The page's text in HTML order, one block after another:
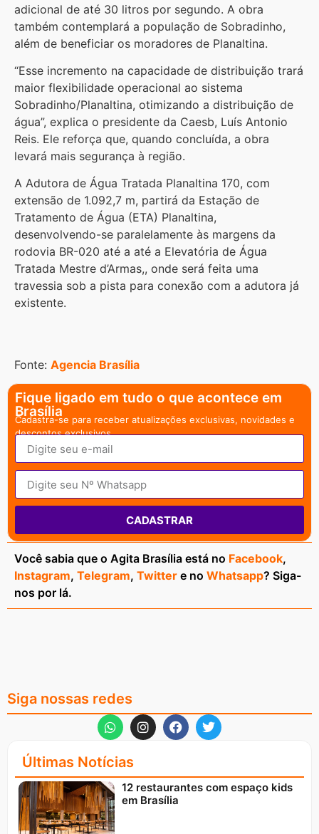
adicional de até 30 litros por segundo. A obra
também contemplará a população de Sobradinho,
além de beneficiar os moradores de Planaltina.
“Esse incremento na capacidade de distribuição trará
maior flexibilidade operacional ao sistema
Sobradinho/Planaltina, otimizando a distribuição de
água”, explica o presidente da Caesb, Luís Antonio
Reis. Ele reforça que, quando concluída, a obra
levará mais segurança à região.
A Adutora de Água Tratada Planaltina 170, com
extensão de 1.092,7 m, partirá da Estação de
Tratamento de Água (ETA) Planaltina,
desenvolvendo-se paralelamente às margens da
rodovia BR-020 até a até a Elevatória de Água
Tratada Mestre d’Armas,, onde será feita uma
travessia sob a pista para conexão com a adutora já
existente.
Fonte: Agencia Brasília
Fique ligado em tudo o que acontece em
Brasília
Cadastra-se para receber atualizações exclusivas, novidades e
descontos exclusivos.
CADASTRAR
Você sabia que o Agita Brasília está no Facebook,
Instagram, Telegram, Twitter e no Whatsapp? Siga-
nos por lá.
Siga nossas redes
Últimas Notícias
12 restaurantes com espaço kids
em Brasília